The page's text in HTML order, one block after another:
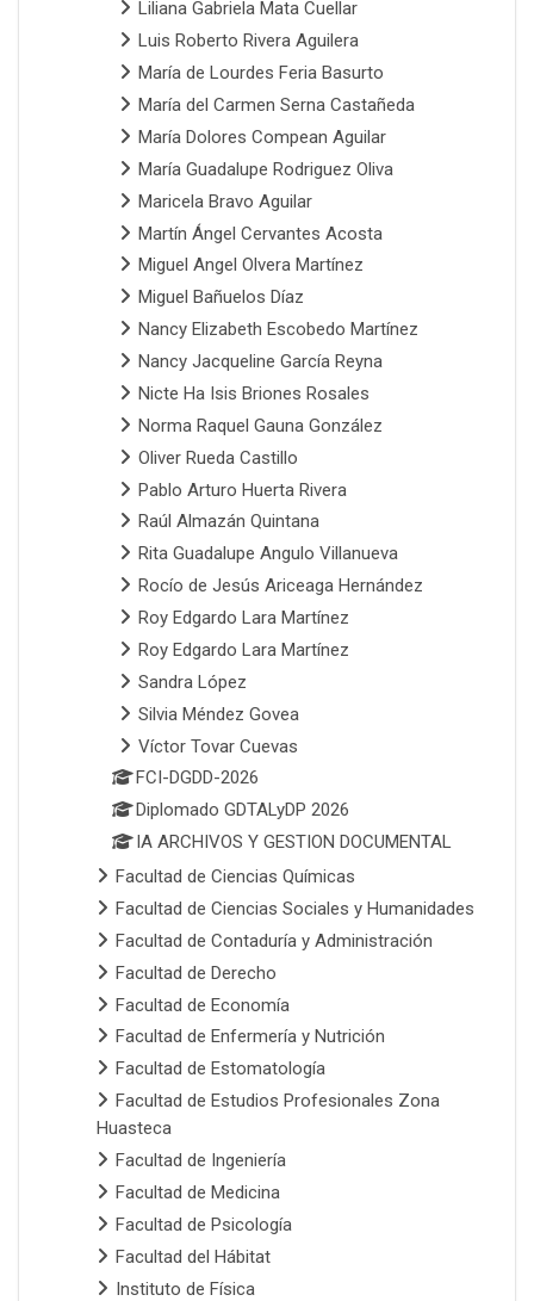
Liliana Gabriela Mata Cuellar
Luis Roberto Rivera Aguilera
María de Lourdes Feria Basurto
María del Carmen Serna Castañeda
María Dolores Compean Aguilar
María Guadalupe Rodriguez Oliva
Maricela Bravo Aguilar
Martín Ángel Cervantes Acosta
Miguel Angel Olvera Martínez
Miguel Bañuelos Díaz
Nancy Elizabeth Escobedo Martínez
Nancy Jacqueline García Reyna
Nicte Ha Isis Briones Rosales
Norma Raquel Gauna González
Oliver Rueda Castillo
Pablo Arturo Huerta Rivera
Raúl Almazán Quintana
Rita Guadalupe Angulo Villanueva
Rocío de Jesús Ariceaga Hernández
Roy Edgardo Lara Martínez
Roy Edgardo Lara Martínez
Sandra López
Silvia Méndez Govea
Víctor Tovar Cuevas
FCI-DGDD-2026
Diplomado GDTALyDP 2026
IA ARCHIVOS Y GESTION DOCUMENTAL
Facultad de Ciencias Químicas
Facultad de Ciencias Sociales y Humanidades
Facultad de Contaduría y Administración
Facultad de Derecho
Facultad de Economía
Facultad de Enfermería y Nutrición
Facultad de Estomatología
Facultad de Estudios Profesionales Zona
Huasteca
Facultad de Ingeniería
Facultad de Medicina
Facultad de Psicología
Facultad del Hábitat
Instituto de Física